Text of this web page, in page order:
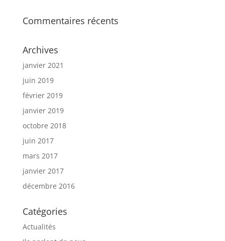
Commentaires récents
Archives
janvier 2021
juin 2019
février 2019
janvier 2019
octobre 2018
juin 2017
mars 2017
janvier 2017
décembre 2016
Catégories
Actualités